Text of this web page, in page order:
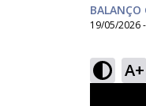
BALANÇO
19/05/2026
A+